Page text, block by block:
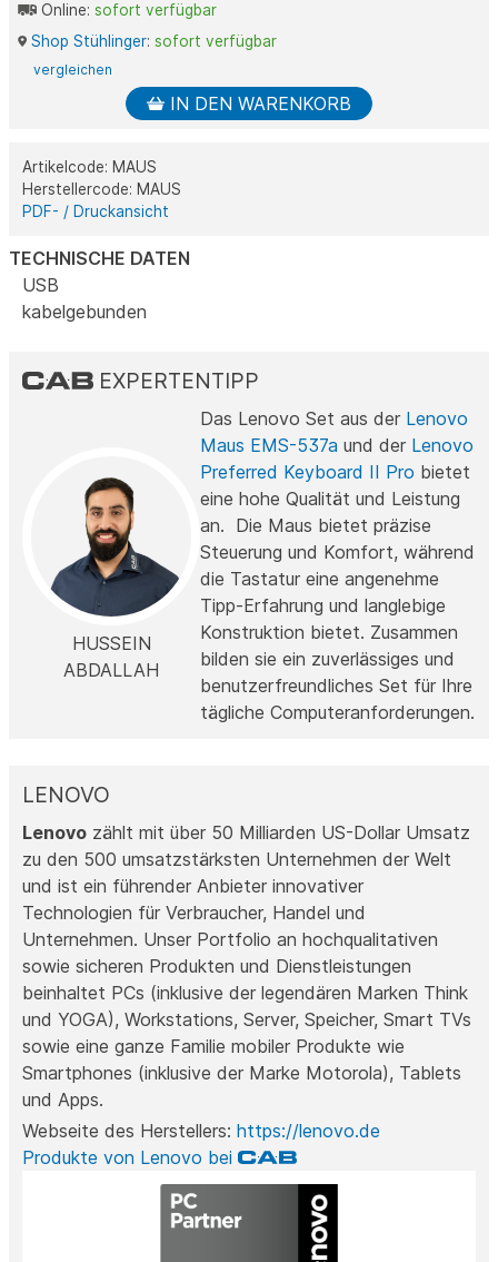
TECHNISCHE DATEN
USB
kabelgebunden
Online: sofort verfügbar
Shop Stühlinger: sofort verfügbar
vergleichen
IN DEN WARENKORB
Artikelcode: MAUS
Herstellercode: MAUS
PDF- / Druckansicht
EXPERTENTIPP
HUSSEIN
ABDALLAH
Das Lenovo Set aus der Lenovo
Maus EMS-537a und der Lenovo
Preferred Keyboard II Pro bietet
eine hohe Qualität und Leistung
an. Die Maus bietet präzise
Steuerung und Komfort, während
die Tastatur eine angenehme
Tipp-Erfahrung und langlebige
Konstruktion bietet. Zusammen
bilden sie ein zuverlässiges und
benutzerfreundliches Set für Ihre
tägliche Computeranforderungen.
LENOVO
Lenovo zählt mit über 50 Milliarden US-Dollar Umsatz
zu den 500 umsatzstärksten Unternehmen der Welt
und ist ein führender Anbieter innovativer
Technologien für Verbraucher, Handel und
Unternehmen. Unser Portfolio an hochqualitativen
sowie sicheren Produkten und Dienstleistungen
beinhaltet PCs (inklusive der legendären Marken Think
und YOGA), Workstations, Server, Speicher, Smart TVs
sowie eine ganze Familie mobiler Produkte wie
Smartphones (inklusive der Marke Motorola), Tablets
und Apps.
Webseite des Herstellers: https://lenovo.de
Produkte von Lenovo bei